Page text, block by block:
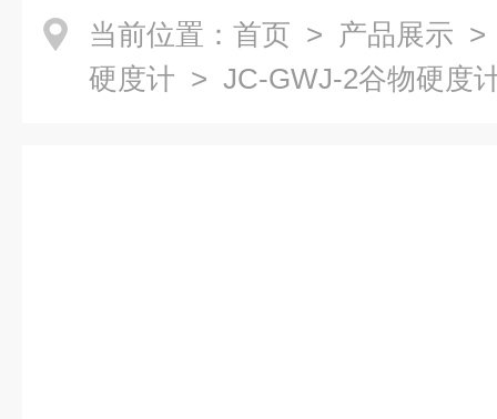
当前位置： 首页 > 产品展示
硬度计 > JC-GWJ-2谷物硬度